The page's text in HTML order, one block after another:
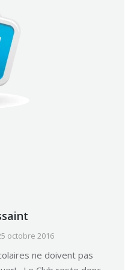
octobre 2016
ne doivent pas